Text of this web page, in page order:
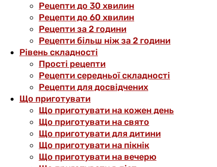
Рецепти до 30 хвилин
Рецепти до 60 хвилин
Рецепти за 2 години
Рецепти більш ніж за 2 години
Рівень складності
Прості рецепти
Рецепти середньої складності
Рецепти для досвідчених
Що приготувати
Що приготувати на кожен день
Що приготувати на свято
Що приготувати для дитини
Що приготувати на пікнік
Що приготувати на вечерю